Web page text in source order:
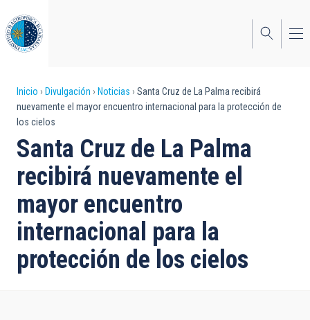
al
contenido
principal
Sobrescribir
enlaces
de
ayuda
a
la
navegación
Inicio Divulgación Noticias
Santa Cruz de La Palma recibirá
nuevamente el mayor encuentro internacional para la protección de
los cielos
Santa Cruz de La Palma
recibirá nuevamente el
mayor encuentro
internacional para la
protección de los cielos